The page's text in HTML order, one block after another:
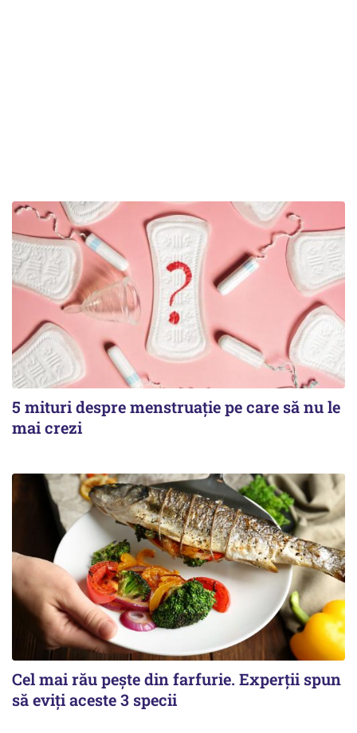
5 mituri despre menstruație pe care să nu le
mai crezi
Cel mai rău pește din farfurie. Experții spun
să eviți aceste 3 specii